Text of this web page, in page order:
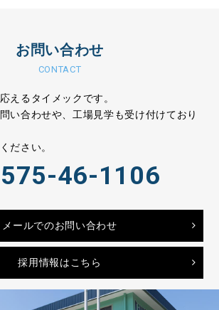
お問い合わせ
CONTACT
えるタイメックです。
い合わせや、工場見学も受け付けており
ださい。
46-1106
メールでのお問い合わせ
採用情報はこちら